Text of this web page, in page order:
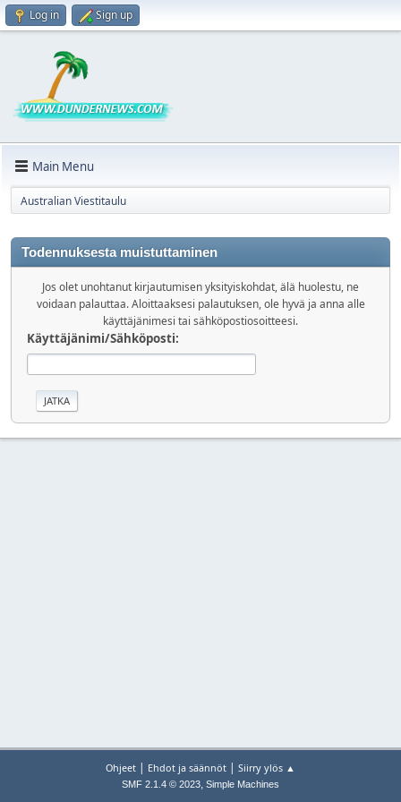
Log in Sign up
Main Menu
Australian Viestitaulu
Todennuksesta muistuttaminen
Jos olet unohtanut kirjautumisen yksityiskohdat, älä huolestu, ne
voidaan palauttaa. Aloittaaksesi palautuksen, ole hyvä ja anna alle
käyttäjänimesi tai sähköpostiosoitteesi.
Käyttäjänimi/Sähköposti:
Ohjeet | Ehdot ja säännöt | Siirry ylös ▲
SMF 2.1.4 © 2023, Simple Machines